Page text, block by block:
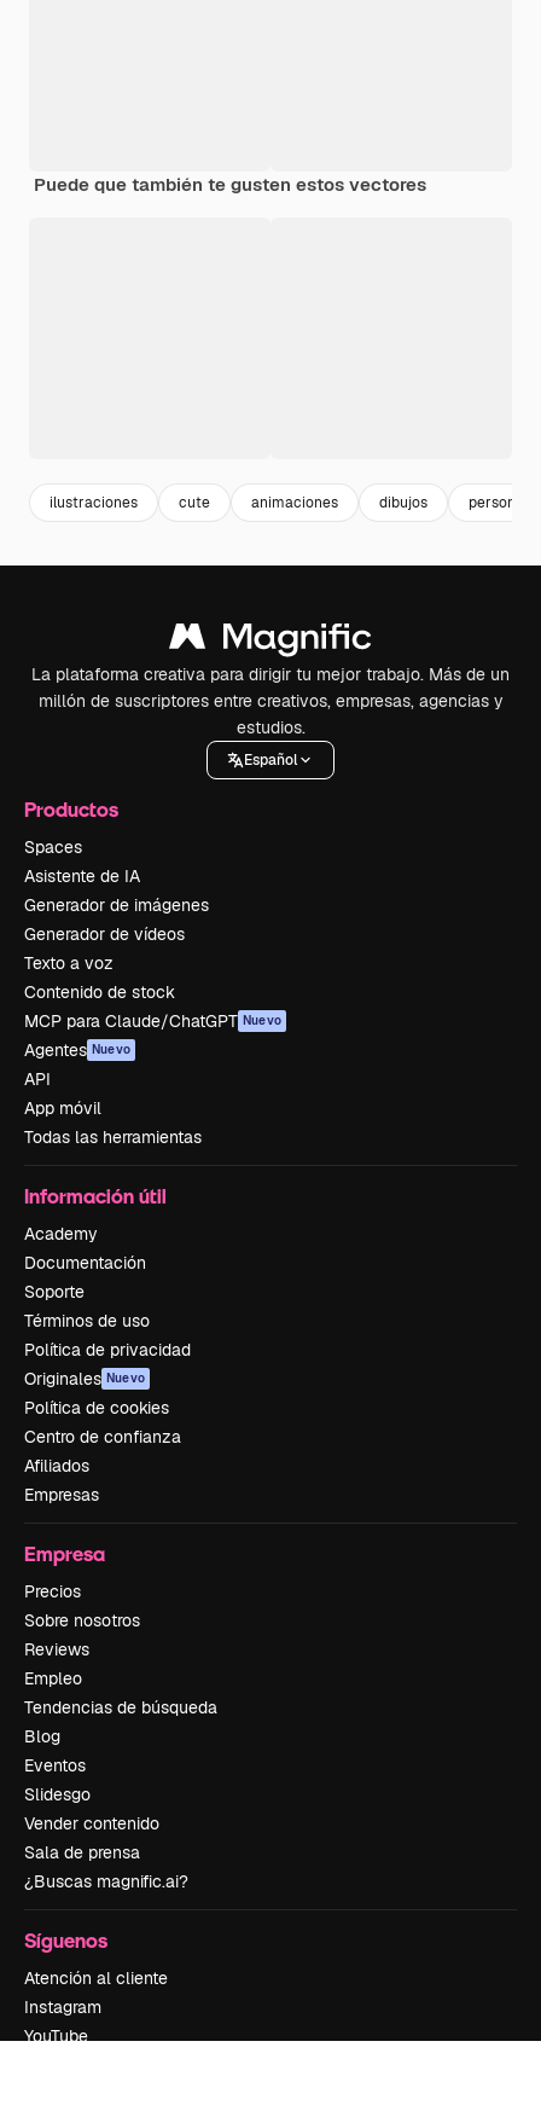
Puede que también te gusten estos vectores
ilustraciones cute animaciones dibujos
La plataforma creativa para dirigir tu mejor trabajo. Más de un
millón de suscriptores entre creativos, empresas, agencias y
estudios.
Español
Productos
Spaces
Asistente de IA
Generador de imágenes
Generador de vídeos
Texto a voz
Contenido de stock
MCP para Claude/ChatGPT Nuevo
Agentes Nuevo
API
App móvil
Todas las herramientas
Información útil
Academy
Documentación
Soporte
Términos de uso
Política de privacidad
Originales Nuevo
Política de cookies
Centro de confianza
Afiliados
Empresas
Empresa
Precios
Sobre nosotros
Reviews
Empleo
Tendencias de búsqueda
Blog
Eventos
Slidesgo
Vender contenido
Sala de prensa
¿Buscas magnific.ai?
Síguenos
Atención al cliente
Instagram
YouTube